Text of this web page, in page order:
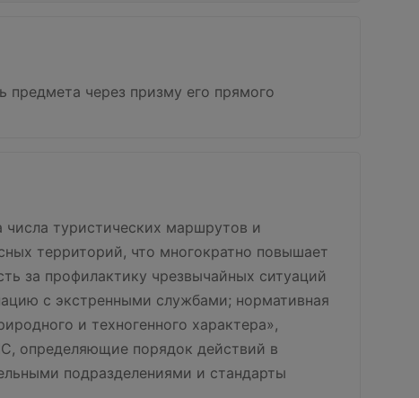
через призму его прямого
числа туристических маршрутов и
территорий, что многократно повышает
за профилактику чрезвычайных ситуаций
с экстренными службами; нормативная
и техногенного характера»,
определяющие порядок действий в
подразделениями и стандарты